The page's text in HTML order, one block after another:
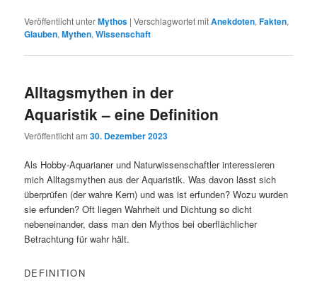
Veröffentlicht unterMythos |Verschlagwortet mitAnekdoten,Fakten,
Glauben,Mythen,Wissenschaft
Alltagsmythen in der
Aquaristik – eine Definition
Veröffentlicht am30. Dezember 2023
Als Hobby-Aquarianer und Naturwissenschaftler interessieren
mich Alltagsmythen aus der Aquaristik. Was davon lässt sich
überprüfen (der wahre Kern) und was ist erfunden? Wozu wurden
sie erfunden? Oft liegen Wahrheit und Dichtung so dicht
nebeneinander, dass man den Mythos bei oberflächlicher
Betrachtung für wahr hält.
DEFINITION